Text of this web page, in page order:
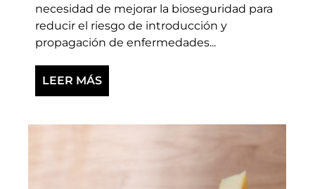
necesidad de mejorar la bioseguridad para
reducir el riesgo de introducción y
propagación de enfermedades...
LEER MÁS